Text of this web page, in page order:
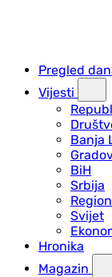
Pregled
Vijesti
Banja
BiH
Srbija
Region
Svijet
Hronika
Magazin